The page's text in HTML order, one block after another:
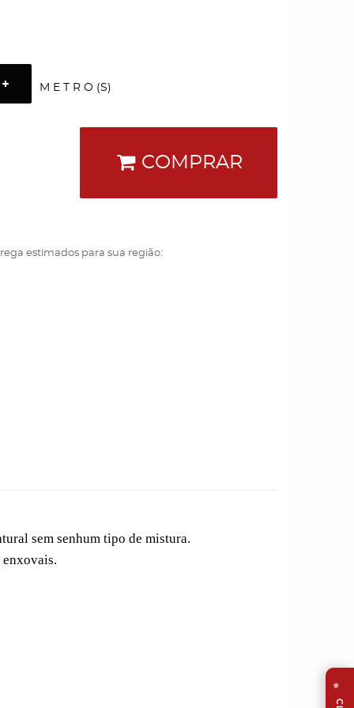
M E T R O (S)
COMPRAR
estimados para sua região:
sem senhum tipo de mistura.
enxovais.
⭐